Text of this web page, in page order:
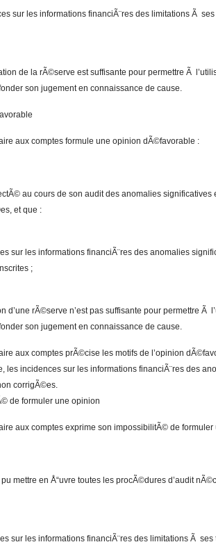
sur les informations financiÃ¨res des limitations Ã
de la rÃ©serve est suffisante pour permettre Ã
son jugement en connaissance de cause.
aux comptes formule une opinion dÃ©favorable :
au cours de son audit des anomalies significatives
et que :
sur les informations financiÃ¨res des anomalies
;
d’une rÃ©serve n’est pas suffisante pour permettre Ã
son jugement en connaissance de cause.
aux comptes prÃ©cise les motifs de l’opinion
les incidences sur les informations financiÃ¨res des
corrigÃ©es.
de formuler une opinion
aux comptes exprime son impossibilitÃ© de formuler
pu mettre en Å“uvre toutes les procÃ©dures d’audit
sur les informations financiÃ¨res des limitations Ã ses